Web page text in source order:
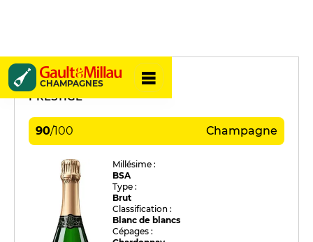
CHAMPAGNES
Christophe
PRESTIGE
90/100 Champagne
Millésime :
BSA
Type :
Brut
Classification :
Blanc de blancs
Cépages :